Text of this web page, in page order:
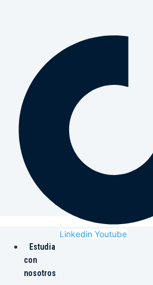
Linkedin Youtube
Estudia
con
nosotros